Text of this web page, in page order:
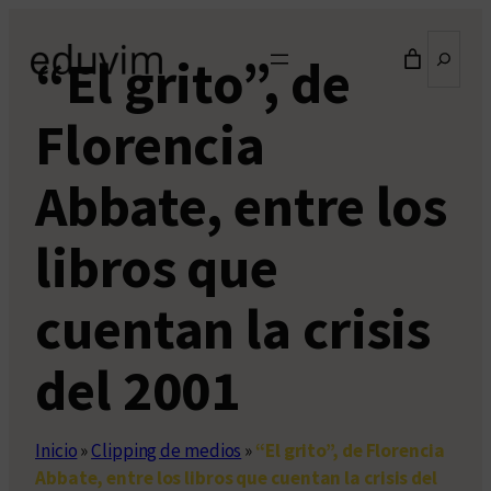
contenido
“El grito”, de
Florencia
Abbate, entre los
libros que
cuentan la crisis
del 2001
Inicio»Clipping de medios »“El grito”, de Florencia
Abbate, entre los libros que cuentan la crisis del